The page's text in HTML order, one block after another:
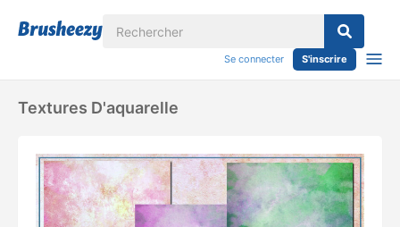
Se connecter S'inscrire
Textures D'aquarelle